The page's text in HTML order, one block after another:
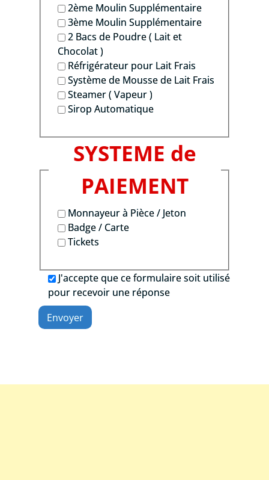
2ème Moulin Supplémentaire
3ème Moulin Supplémentaire
2 Bacs de Poudre ( Lait et
Chocolat )
Réfrigérateur pour Lait Frais
Système de Mousse de Lait Frais
Steamer ( Vapeur )
Sirop Automatique
SYSTEME de
PAIEMENT
Monnayeur à Pièce / Jeton
Badge / Carte
Tickets
J'accepte que ce formulaire soit utilisé
pour recevoir une réponse